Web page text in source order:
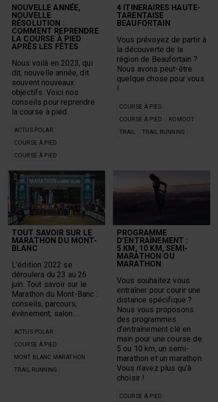
endurance
Endurance Sports
entraînement et
fréquence cardiaque
étirements
faq
fitness en groupe
fréquence
cardiaque
grossesse
hawai
Heart Rate Training
HIIT
Hiking
hot yoga
Ignite 2
ironman
komoot
kona
Marathon
Marathon du Mont
Blanc
Marathon du Mont-
Blanc
Marseille Cassis
Mimmi Kotka
mont blanc
marathon
Motivation
Mountain Biking
Multisports
Musculation
natation
Orthostatic Test
outdoor
Outdoor Sports
Polar Unite
Polar Vantage
Polar Vantage V2
prenatal
ravitaillement
Recovery From
Exercise
récupération
recuperation
musculaire
résumé
Rucking
salle de sport
santé social
science
sensors
Sport à la maison
Strength Training
Strong Women
Technique
Trail
Trails
Training
triathlon
ultrarunning
utmb
Vantage
vélo
voyage
workout
yoga
TOUT DÉSÉLECTIONNER
NOUVELLE ANNÉE,
NOUVELLE
RÉSOLUTION :
COMMENT REPRENDRE
LA COURSE À PIED
APRÈS LES FÊTES
Nous voilà en 2023, qui
dit, nouvelle année, dit
souvent nouveaux
objectifs. Voici nos
conseils pour reprendre
la course à pied.
ACTUS POLAR
COURSE À PIED
COURSE À PIED
4 ITINERAIRES HAUTE-
TARENTAISE
BEAUFORTAIN
Vous prévoyez de partir à
la découverte de la
région de Beaufortain ?
Nous avons peut-être
quelque chose pour vous
!
COURSE À PIED
COURSE À PIED
KOMOOT
TRAIL
TRAIL RUNNING
TOUT SAVOIR SUR LE
MARATHON DU MONT-
BLANC
L’édition 2022 se
déroulera du 23 au 26
juin. Tout savoir sur le
Marathon du Mont-Banc :
conseils, parcours,
évènement, salon….
ACTUS POLAR
COURSE À PIED
MONT BLANC MARATHON
TRAIL RUNNING
PROGRAMME
D’ENTRAÎNEMENT :
5 KM, 10 KM, SEMI-
MARATHON OU
MARATHON
Vous souhaitez vous
entraîner pour courir une
distance spécifique ?
Nous vous proposons
des programmes
d’entraînement clé en
main pour une course de
5 ou 10 km, un semi-
marathon et un marathon.
Vous n’avez plus qu’à
choisir !
COURSE À PIED